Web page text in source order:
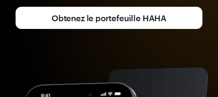
Obtenez le portefeuille HAHA